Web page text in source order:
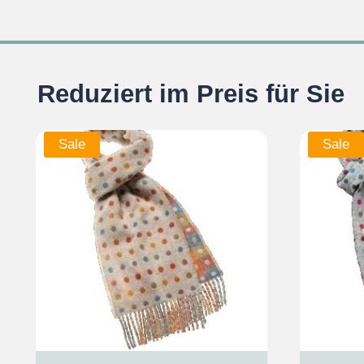
Reduziert im Preis für Sie
Sale Sale